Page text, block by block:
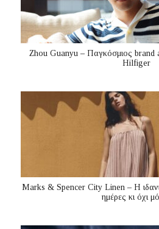
Zhou Guanyu – Παγκόσμιος brand
Hilfiger
Marks & Spencer City Linen – Η
ημέρες κι όχι